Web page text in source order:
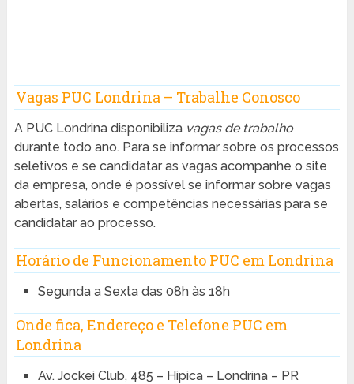
Vagas PUC Londrina – Trabalhe Conosco
A PUC Londrina disponibiliza vagas de trabalho
durante todo ano. Para se informar sobre os processos
seletivos e se candidatar as vagas acompanhe o site
da empresa, onde é possível se informar sobre vagas
abertas, salários e competências necessárias para se
candidatar ao processo.
Horário de Funcionamento PUC em Londrina
Segunda a Sexta das 08h às 18h
Onde fica, Endereço e Telefone PUC em
Londrina
Av. Jockei Club, 485 – Hipica – Londrina – PR